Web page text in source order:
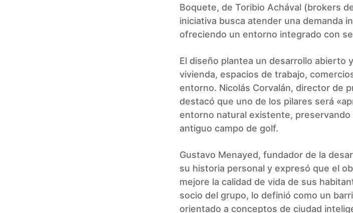
Boquete, de Toribio Achával (brokers
iniciativa busca atender una demanda
ofreciendo un entorno integrado con
El diseño plantea un desarrollo abierto
vivienda, espacios de trabajo,
entorno. Nicolás Corvalán, director de
destacó que uno de los pilares será
entorno natural existente,
antiguo campo de golf.
Gustavo Menayed, fundador de la
su historia personal y expresó que el
mejore la calidad de vida de sus
socio del grupo, lo definió como un
orientado a conceptos de ciudad